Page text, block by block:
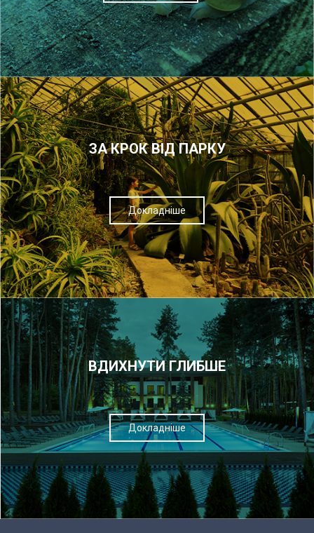
ЗА КРОК ВІД ПАРКУ
Докладніше
ВДИХНУТИ ГЛИБШЕ
Докладніше